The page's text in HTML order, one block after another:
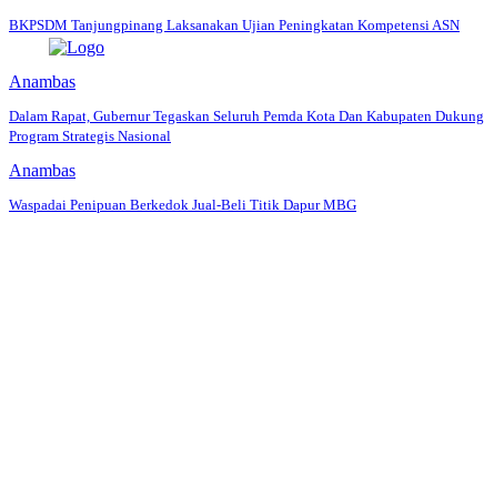
BKPSDM Tanjungpinang Laksanakan Ujian Peningkatan Kompetensi ASN
Anambas
Dalam Rapat, Gubernur Tegaskan Seluruh Pemda Kota Dan Kabupaten Dukung
Program Strategis Nasional
Anambas
Waspadai Penipuan Berkedok Jual-Beli Titik Dapur MBG